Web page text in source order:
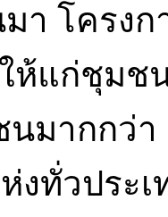
า โครง
ห้แก่ชุมช
นมากกว่
งทั่วประ